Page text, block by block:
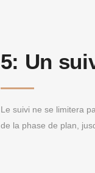
5: Un
Le suivi ne se limitera
de la phase de plan,